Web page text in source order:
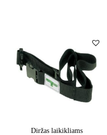
Diržas laikikliams